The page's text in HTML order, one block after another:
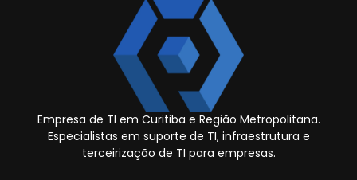
Empresa de TI em Curitiba e Região Metropolitana.
Especialistas em suporte de TI, infraestrutura e
terceirização de TI para empresas.